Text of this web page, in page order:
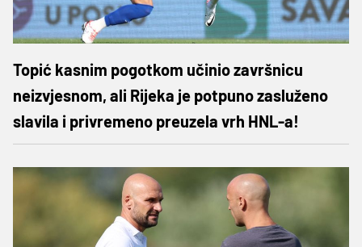
Topić kasnim pogotkom učinio završnicu
neizvjesnom, ali Rijeka je potpuno zasluženo
slavila i privremeno preuzela vrh HNL-a!